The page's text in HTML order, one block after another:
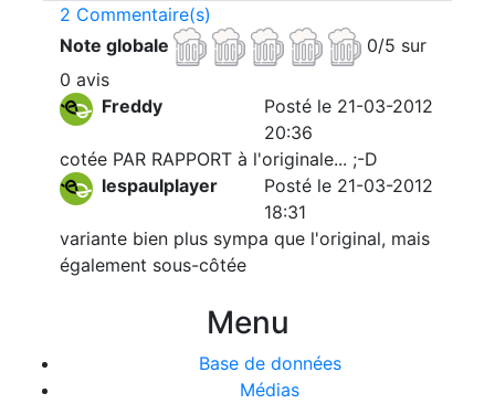
2 Commentaire(s)
Note globale
0/5 sur
0 avis
Freddy
Posté le 21-03-2012
20:36
cotée PAR RAPPORT à l'originale... ;-D
lespaulplayer
Posté le 21-03-2012
18:31
variante bien plus sympa que l'original, mais
également sous-côtée
Menu
Base de données
Médias